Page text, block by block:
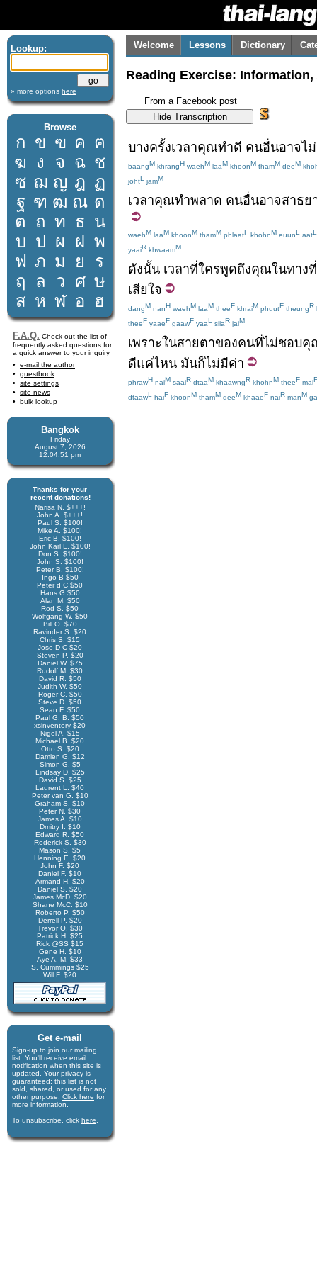
Lookup:
» more options here
Browse
ก ข ฃ ค ฅ
ฆ ง จ ฉ ช
ซ ฌ ญ ฎ ฏ
ฐ ฑ ฒ ณ ด
ต ถ ท ธ น
บ ป ผ ฝ พ
ฟ ภ ม ย
ร
ฤ
ล ว ศ ษ
ส ห ฬ อ ฮ
F.A.Q. Check out the list of
frequently asked questions for
a quick answer to your inquiry
e-mail the author
guestbook
site settings
site news
bulk lookup
Bangkok
Friday
August 7, 2026
12:04:51 pm
Thanks for your
recent donations!
Narisa N. $+++!
John A. $+++!
Paul S. $100!
Mike A. $100!
Eric B. $100!
John Karl L. $100!
Don S. $100!
John S. $100!
Peter B. $100!
Ingo B $50
Peter d C $50
Hans G $50
Alan M. $50
Rod S. $50
Wolfgang W. $50
Bill O. $70
Ravinder S. $20
Chris S. $15
Jose D-C $20
Steven P. $20
Daniel W. $75
Rudolf M. $30
David R. $50
Judith W. $50
Roger C. $50
Steve D. $50
Sean F. $50
Paul G. B. $50
xsinventory $20
Nigel A. $15
Michael B. $20
Otto S. $20
Damien G. $12
Simon G. $5
Lindsay D. $25
David S. $25
Laurent L. $40
Peter van G. $10
Graham S. $10
Peter N. $30
James A. $10
Dmitry I. $10
Edward R. $50
Roderick S. $30
Mason S. $5
Henning E. $20
John F. $20
Daniel F. $10
Armand H. $20
Daniel S. $20
James McD. $20
Shane McC. $10
Roberto P. $50
Derrell P. $20
Trevor O. $30
Patrick H. $25
Rick @SS $15
Gene H. $10
Aye A. M. $33
S. Cummings $25
Will F. $20
Get e-mail
Sign-up to join our mail­ing
list. You'll receive e­mail
notification when this site is
updated. Your privacy is
guaran­teed; this list is not
sold, shared, or used for any
other purpose. Click here for
more infor­mation.
To unsubscribe, click here
Welcome Lessons Dictionary
Reading Exercise:
From a Facebook post
บางครั้งเวลาคุณทำดี คนอื่นอาจไม่
baangM khrangH waehM laaM khoonM thamM deeM
johtL jamM
เวลาคุณทำพลาด คนอื่นอาจสาธย
waehM laaM khoonM thamM phlaatF khohnM euunL aatL
yaaiR khwaamM
ดังนั้น เวลาที่ใครพูดถึงคุณในทางที่
เสียใจ
dangM nanH waehM laaM theeF khraiM phuutF theungR
theeF yaaeF gaawF yaaL siiaR jaiM
เพราะในสายตาของคนที่ไม่ชอบคุ
ดีแค่ไหน มันก็ไม่มีค่า
phrawH naiM saaiR dtaaM khaawngR khohnM theeF maiF
dtaawL haiF khoonM thamM deeM khaaeF naiR manM